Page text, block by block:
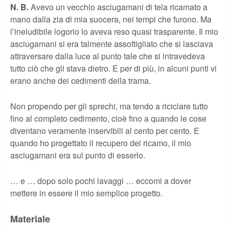
N. B.Avevo un vecchio asciugamani di tela ricamato a
mano dalla zia di mia suocera, nei tempi che furono. Ma
l’ineludibile logorio lo aveva reso quasi trasparente. Il mio
asciugamani si era talmente assottigliato che si lasciava
attraversare dalla luce al punto tale che si intravedeva
tutto ciò che gli stava dietro. E per di più, in alcuni punti vi
erano anche dei cedimenti della trama.
Non propendo per gli sprechi, ma tendo a riciclare tutto
fino al completo cedimento, cioè fino a quando le cose
diventano veramente inservibili al cento per cento. E
quando ho progettato il recupero del ricamo, il mio
asciugamani era sul punto di esserlo.
… e … dopo solo pochi lavaggi … eccomi a dover
mettere in essere il mio semplice progetto.
Materiale